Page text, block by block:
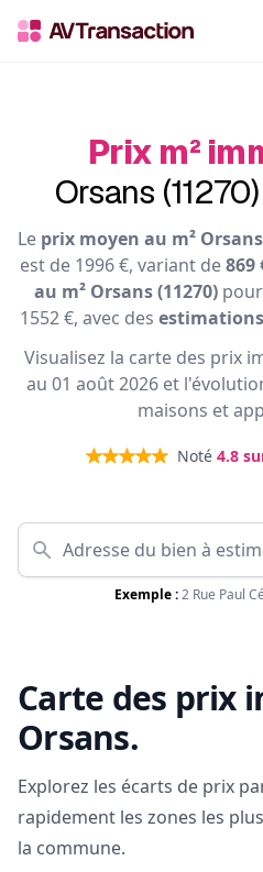
Prix m²
Orsans
Le prix moyen au m²
est de 1996 €, variant de869
au m² Orsans (11270)
1552 €, avec des estimations
Visualisez la carte des prix
au 01 août 2026 et
maisons et
Noté 4.8
Exemple :2 Rue Paul
Carte des prix
Orsans.
Explorez les écarts de prix
rapidement les zones les
la commune.